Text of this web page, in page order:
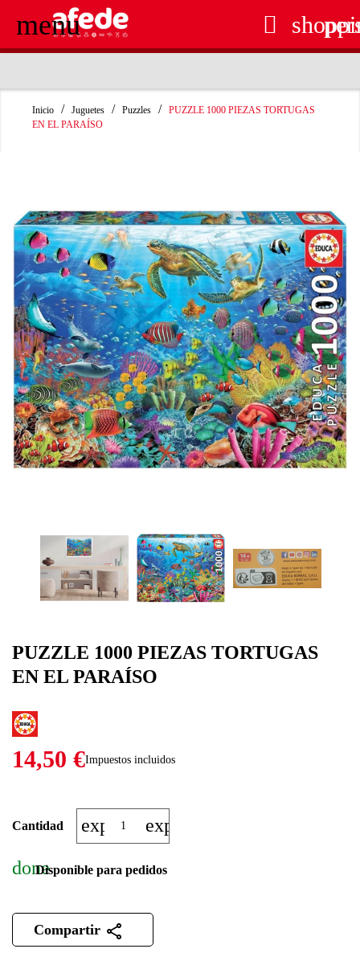
menu 
Inicio Juguetes Puzzles
PUZZLE 1000 PIEZAS TORTUGAS
EN EL PARAÍSO
PUZZLE 1000 PIEZAS TORTUGAS
EN EL PARAÍSO
14,50 €Impuestos incluidos
Cantidad expand_moreexpand_less
doneDisponible para pedidos
Compartir